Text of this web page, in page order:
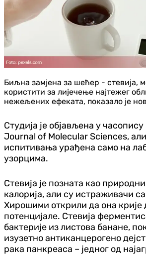
Биљна замјена за шећер - стевија,
користити за лијечење најтежег
нежељених ефеката, показало је
Студија је објављена у
Journal of Molecular Sciences,
испитивања урађена само на
узорцима.
Стевија је позната као
калорија, али су истраживачи
Хирошими открили да она крије
потенцијале. Стевија
бактерије из листова банане,
изузетно антиканцерогено
рака панкреаса – једног од